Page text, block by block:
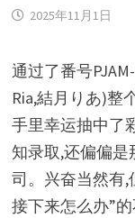
2025年11月1日
通过了番号
Ria,結月りあ)整
手里幸运抽中了
知录取,还偏偏
司。兴奋当然有,
接下来怎么办”